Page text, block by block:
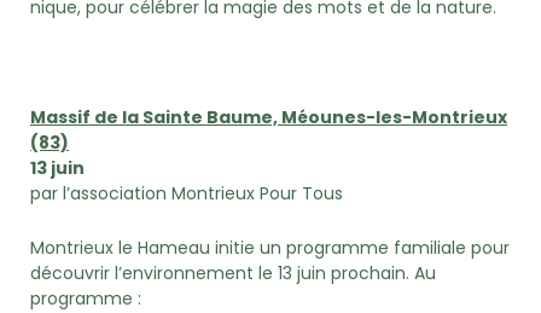
nique, pour célébrer la magie des mots et de la nature.
Massif de la Sainte Baume, Méounes-les-Montrieux
(83)
13 juin
par l’association Montrieux Pour Tous
Montrieux le Hameau initie un programme familiale pour
découvrir l’environnement le 13 juin prochain. Au
programme :